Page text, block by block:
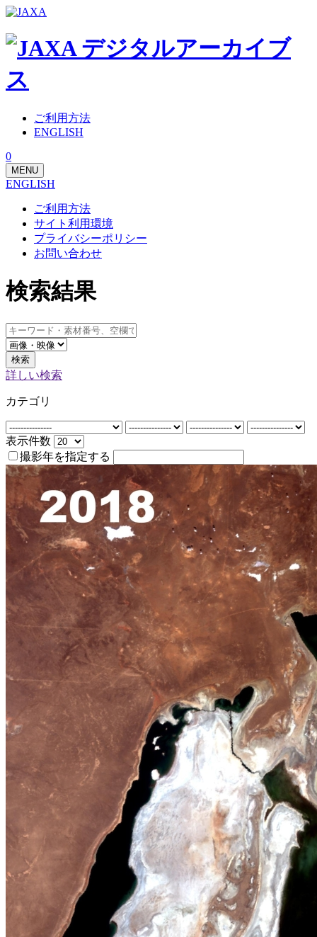
ご利用方法
ENGLISH
0
MENU
ENGLISH
ご利用方法
サイト利用環境
プライバシーポリシー
お問い合わせ
検索結果
検索
詳しい検索
カテゴリ
表示件数
撮影年を指定する